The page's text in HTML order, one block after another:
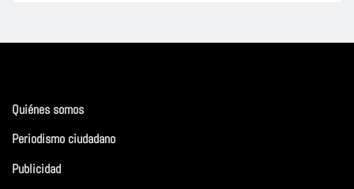
Quiénes somos
Periodismo ciudadano
Publicidad